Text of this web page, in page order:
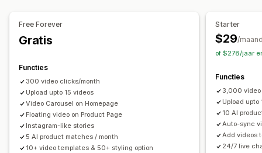
Videospeler
Ingesloten video's
Mobiel responsief
Betrokkenheid volgen
Free Forever
Gratis
Functies
300 video clicks/month
Upload upto 15 videos
Video Carousel on Homepage
Floating video on Product Page
Instagram-like stories
5 AI product matches / month
10+ video templates & 50+ styling option
Starter
$29/
of $278/jaar
Functies
3,000
Upload
10 AI
Auto-sync
Add videos
24/7 live